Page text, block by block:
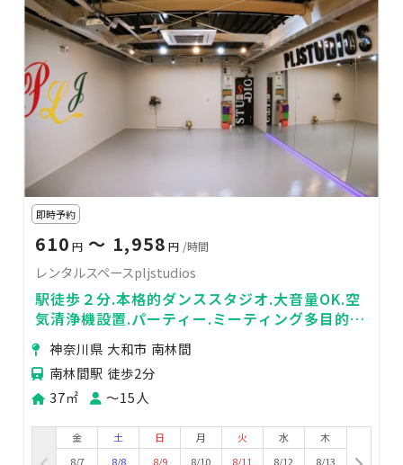
即時予約
610 円 〜 1,958 円 /時間
レンタルスペースpljstudios
駅徒歩２分.本格的ダンススタジオ.大音量OK.空
気清浄機設置.パーティー.ミーティング多目的レ
ンタルスペース.レビュー30分無料
神奈川県 大和市 南林間
南林間駅 徒歩2分
37㎡
〜15人
金
8/7
土
8/8
日
8/9
月
8/10
火
8/11
水
8/12
木
8/13